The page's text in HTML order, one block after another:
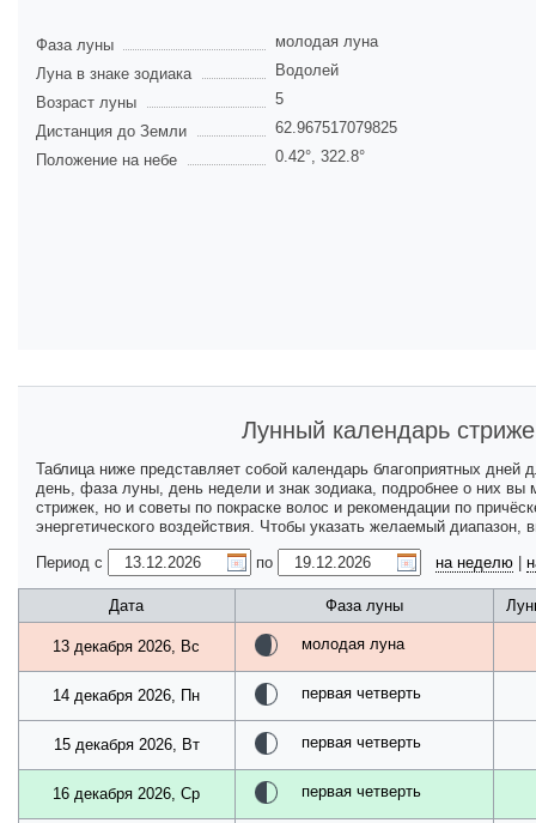
Фаза луны
молодая луна
Луна в знаке зодиака
Водолей
Возраст луны
5
Дистанция до Земли
62.967517079825
Положение на небе
0.42°, 322.8°
Лунный календарь
Таблица ниже представляет собой календарь благоприятных
день, фаза луны, день недели и знак зодиака, подробнее о них вы
стрижек, но и советы по покраске волос и рекомендации по
энергетического воздействия. Чтобы указать желаемый
Период с
по на неделю
Дата Фаза луны
13 декабря 2026, Вс молодая луна
14 декабря 2026, Пн первая четверть
15 декабря 2026, Вт первая четверть
16 декабря 2026, Ср первая четверть